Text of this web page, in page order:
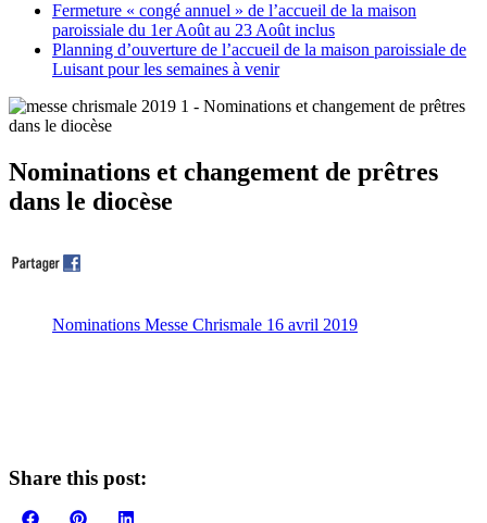
Fermeture « congé annuel » de l’accueil de la maison
paroissiale du 1er Août au 23 Août inclus
Planning d’ouverture de l’accueil de la maison paroissiale de
Luisant pour les semaines à venir
Nominations et changement de prêtres
dans le diocèse
Nominations Messe Chrismale 16 avril 2019
Share this post:
Share
Share